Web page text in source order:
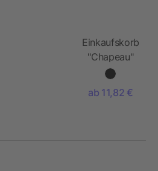
Einkaufskorb
"Chapeau"
ab 11,82 €